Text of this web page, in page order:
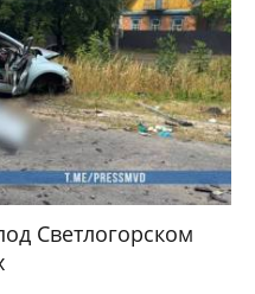
Светлогорском